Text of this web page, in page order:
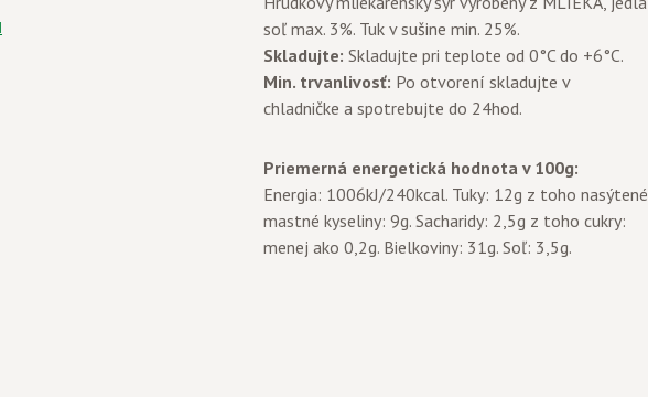
soľ max. 3%. Tuk v sušine min. 25%.
Skladujte: Skladujte pri teplote od 0°C do +6°C.
Min. trvanlivosť: Po otvorení skladujte v
chladničke a spotrebujte do 24hod.
Priemerná energetická hodnota v 100g:
Energia: 1006kJ/240kcal. Tuky: 12g z toho nasýtené
mastné kyseliny: 9g. Sacharidy: 2,5g z toho cukry:
menej ako 0,2g. Bielkoviny: 31g. Soľ: 3,5g.